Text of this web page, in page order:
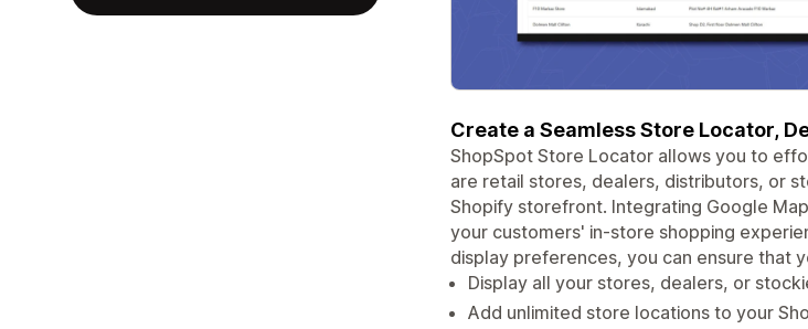
Create a Seamless Store Locator,
ShopSpot Store Locator allows you to
are retail stores, dealers, distributors, or
Shopify storefront. Integrating Google
your customers' in-store shopping
display preferences, you can ensure that
Display all your stores, dealers, or
Add unlimited store locations to your